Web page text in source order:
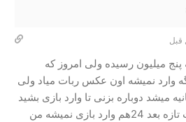
میلیون رسیده ولی امروز که
وارد نمیشه اون عکس ربات میاد ولی
میشد دوباره بزنی تا وارد بازی بشید
اما الان میگه بعد 24ساعت تازه بعد 24هم وارد بازی نمیشه من